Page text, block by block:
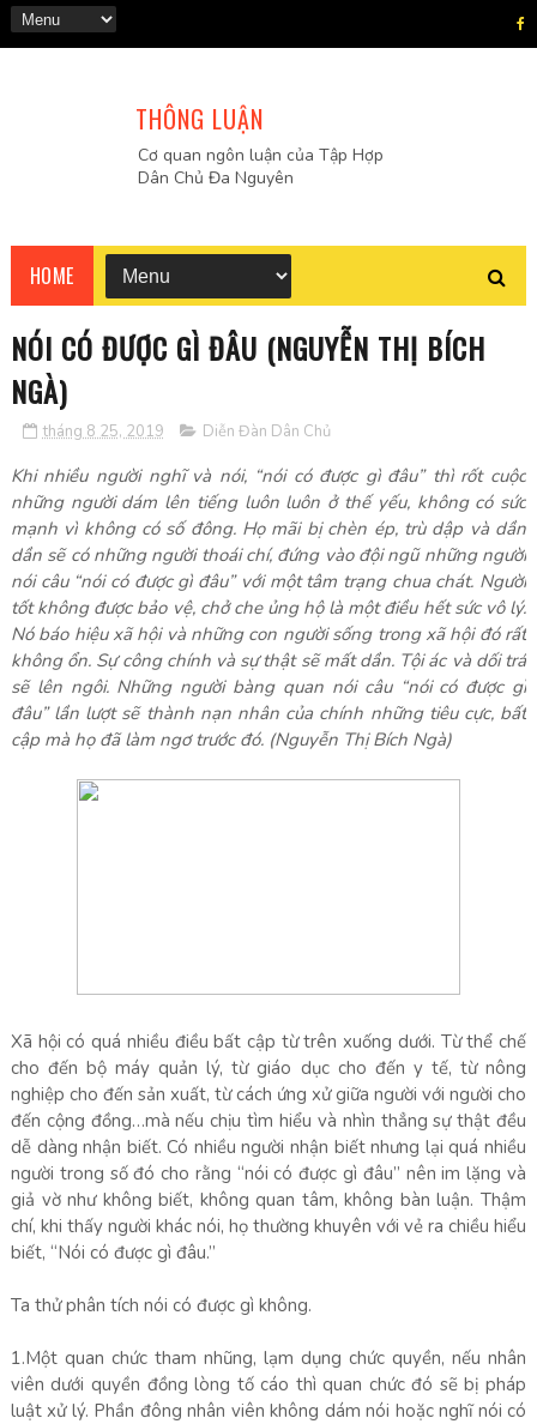
THÔNG LUẬN
Cơ quan ngôn luận của Tập Hợp
Dân Chủ Đa Nguyên
HOME
NÓI CÓ ĐƯỢC GÌ ĐÂU (NGUYỄN THỊ BÍCH
NGÀ)
tháng 8 25, 2019 Diễn Đàn Dân Chủ
Khi nhiều người nghĩ và nói, “nói có được gì đâu” thì rốt cuộc
những người dám lên tiếng luôn luôn ở thế yếu, không có sức
mạnh vì không có số đông. Họ mãi bị chèn ép, trù dập và dần
dần sẽ có những người thoái chí, đứng vào đội ngũ những người
nói câu “nói có được gì đâu” với một tâm trạng chua chát. Người
tốt không được bảo vệ, chở che ủng hộ là một điều hết sức vô lý.
Nó báo hiệu xã hội và những con người sống trong xã hội đó rất
không ổn. Sự công chính và sự thật sẽ mất dần. Tội ác và dối trá
sẽ lên ngôi. Những người bàng quan nói câu “nói có được gì
đâu” lần lượt sẽ thành nạn nhân của chính những tiêu cực, bất
cập mà họ đã làm ngơ trước đó. (Nguyễn Thị Bích Ngà)
Xã hội có quá nhiều điều bất cập từ trên xuống dưới. Từ thể chế
cho đến bộ máy quản lý, từ giáo dục cho đến y tế, từ nông
nghiệp cho đến sản xuất, từ cách ứng xử giữa người với người cho
đến cộng đồng…mà nếu chịu tìm hiểu và nhìn thẳng sự thật đều
dễ dàng nhận biết. Có nhiều người nhận biết nhưng lại quá nhiều
người trong số đó cho rằng “nói có được gì đâu” nên im lặng và
giả vờ như không biết, không quan tâm, không bàn luận. Thậm
chí, khi thấy người khác nói, họ thường khuyên với vẻ ra chiều hiểu
biết, “Nói có được gì đâu.”
Ta thử phân tích nói có được gì không.
1.Một quan chức tham nhũng, lạm dụng chức quyền, nếu nhân
viên dưới quyền đồng lòng tố cáo thì quan chức đó sẽ bị pháp
luật xử lý. Phần đông nhân viên không dám nói hoặc nghĩ nói có